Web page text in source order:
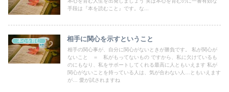
手段は『本を読むこと』です。な...
本心を育む 相手に関心を示すということ
相手の関心事が、自分に関心がないときが勝負です。 私が関心が
ないこと ＝ 私がもってないもの ですから、私に欠けているも
のにもなり、私をサポートしてくれる最高に人ともいえます 私が
関心がないことを持っている人は、気が合わない人…ともいえます
が… 愛が試されますね